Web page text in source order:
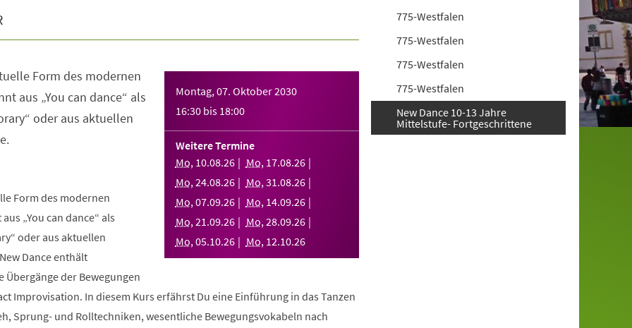
Montag, 07. Oktober 2030
16:30 bis 18:00
Weitere Termine
Mo, 10.08.26 Mo, 17.08.26
Mo,24.08.26 Mo,31.08.26
Mo,07.09.26 Mo, 14.09.26
Mo,21.09.26 Mo,28.09.26
Mo,05.10.26 Mo, 12.10.26
Form des modernen
aus „You can dance“ als
oder aus aktuellen
Form des modernen
„You can dance“ als
oder aus aktuellen
Dance enthält
der Bewegungen
Improvisation. In diesem Kurs erfährst Du eine Einführung in das Tanzen
Sprung- und Rolltechniken, wesentliche Bewegungsvokabeln nach
775-Westfalen
775-Westfalen
775-Westfalen
775-Westfalen
New Dance 10-13 Jahre
Mittelstufe- Fortgeschrittene